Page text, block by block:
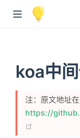
koa中
注：原文地址
https://